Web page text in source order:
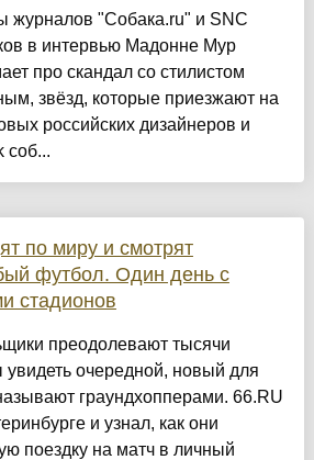
журналов "Собака.ru" и SNC
в интервью Мадонне Мур
про скандал со стилистом
звёзд, которые приезжают на
российских дизайнеров и
соб...
по миру и смотрят
футбол. Один день с
стадионов
преодолевают тысячи
увидеть очередной, новый для
граундхопперами. 66.RU
и узнал, как они
поездку на матч в личный